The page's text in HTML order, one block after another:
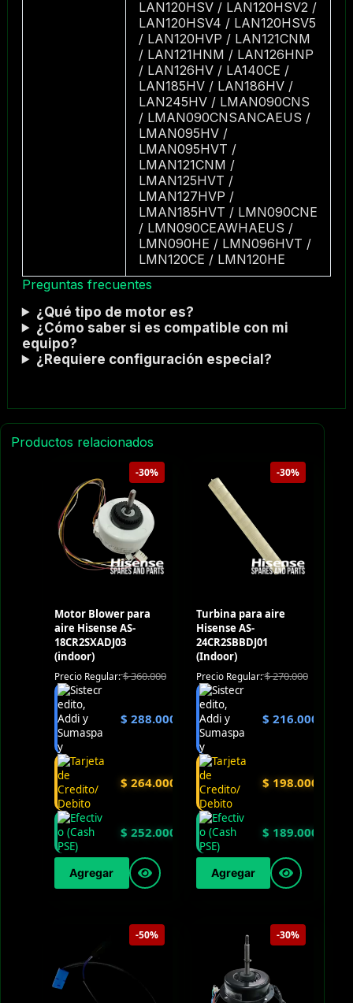
LAN120HSV / LAN120HSV2 /
LAN120HSV4 / LAN120HSV5
/ LAN120HVP / LAN121CNM
/ LAN121HNM / LAN126HNP
/ LAN126HV / LA140CE /
LAN185HV / LAN186HV /
LAN245HV / LMAN090CNS
/ LMAN090CNSANCAEUS /
LMAN095HV /
LMAN095HVT /
LMAN121CNM /
LMAN125HVT /
LMAN127HVP /
LMAN185HVT / LMN090CNE
/ LMN090CEAWHAEUS /
LMN090HE / LMN096HVT /
LMN120CE / LMN120HE
Preguntas frecuentes
¿Qué tipo de motor es?
¿Cómo saber si es compatible con mi
equipo?
¿Requiere configuración especial?
Productos relacionados
-30%
Motor Blower para
aire Hisense AS-
18CR2SXADJ03
(indoor)
Precio Regular:$360.000
$ 288.000
$ 264.000
$ 252.000
Agregar
-30%
Turbina para aire
Hisense AS-
24CR2SBBDJ01
(Indoor)
Precio Regular:$270.000
$ 216.000
$ 198.000
$ 189.000
Agregar
-50% -30%